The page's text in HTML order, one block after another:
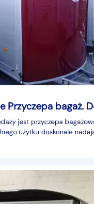
jest przyczepa
użytku doskonale
bądź quadów. a także